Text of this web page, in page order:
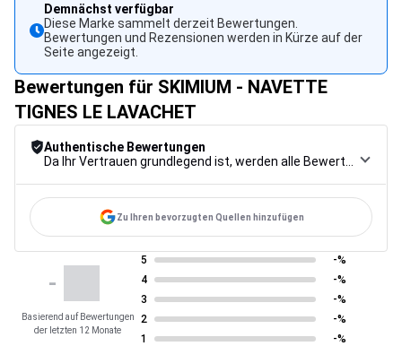
Demnächst verfügbar
Diese Marke sammelt derzeit Bewertungen.
Bewertungen und Rezensionen werden in Kürze auf der
Seite angezeigt.
Bewertungen für SKIMIUM - NAVETTE
TIGNES LE LAVACHET
Authentische Bewertungen
Zu Ihren bevorzugten Quellen hinzufügen
-
Basierend auf Bewertungen
der letzten 12 Monate
5
-%
4
-%
3
-%
2
-%
1
-%